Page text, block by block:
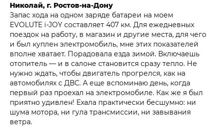
Николай, г. Ростов-на-Дону
Запас хода на одном заряде батареи на моем
EVOLUTE i‑JOY составляет 407 км. Для ежедневных
поездок на работу, в магазин и другие места, для чего
и был куплен электромобиль, мне этих показателей
вполне хватает. Порадовала езда зимой. Включаешь
отопитель — и в салоне становится сразу тепло. Не
нужно ждать, чтобы двигатель прогрелся, как на
автомобилях с ДВС. А еще вспоминаю день, когда
первый раз проехал на электромобиле. Как же я был
приятно удивлен! Ехала практически бесшумно: ни
шума мотора, ни гула трансмиссии, ни завывания
ветра.